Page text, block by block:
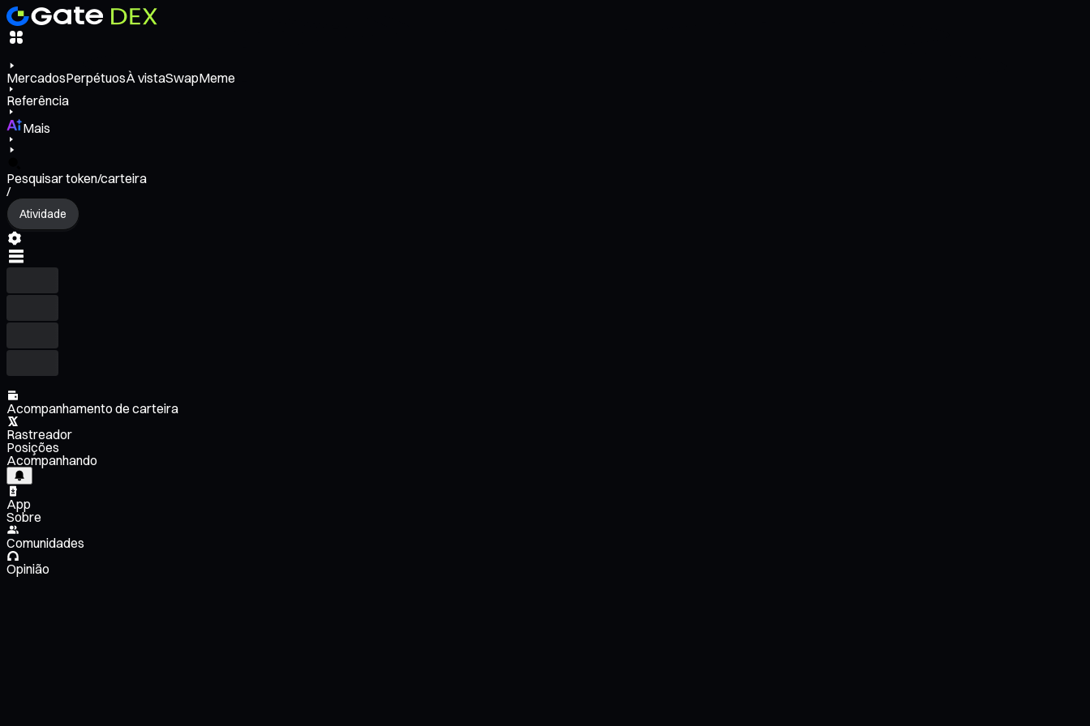
MercadosPerpétuosÀ vistaSwapMeme
Referência
Mais
Pesquisar token/carteira
/
Atividade
Acompanhamento de carteira
Rastreador
Posições
Acompanhando
App
Sobre
Comunidades
Opinião